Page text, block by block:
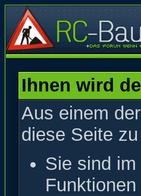
Ihnen wird
Aus einem
diese Seite
Sie sind